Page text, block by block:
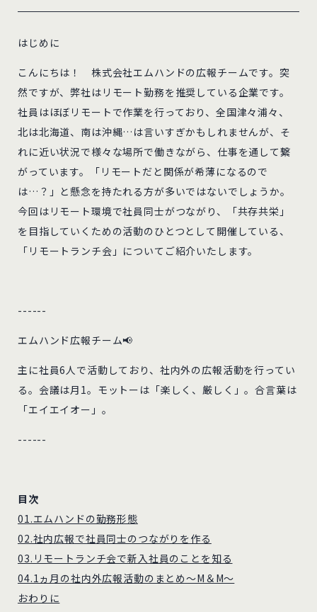
はじめに
こんにちは！ 株式会社エムハンドの広報チームです。突
然ですが、弊社はリモート勤務を推奨している企業です。
社員はほぼリモートで作業を行っており、全国津々浦々、
北は北海道、南は沖縄…は言いすぎかもしれませんが、そ
れに近い状況で様々な場所で働きながら、仕事を通して繋
がっています。「リモートだと関係が希薄になるので
は…？」と懸念を持たれる方が多いではないでしょうか。
今回はリモート環境で社員同士がつながり、「共存共栄」
を目指していくための活動のひとつとして開催している、
「リモートランチ会」についてご紹介いたします。
------
エムハンド広報チーム📢
主に社員6人で活動しており、社内外の広報活動を行ってい
る。会議は月1。モットーは「楽しく、厳しく」。合言葉は
「エイエイオー」。
------
目次
01.エムハンドの勤務形態
02.社内広報で社員同士のつながりを作る
03.リモートランチ会で新入社員のことを知る
04.1ヵ月の社内外広報活動のまとめ～M＆M～
おわりに